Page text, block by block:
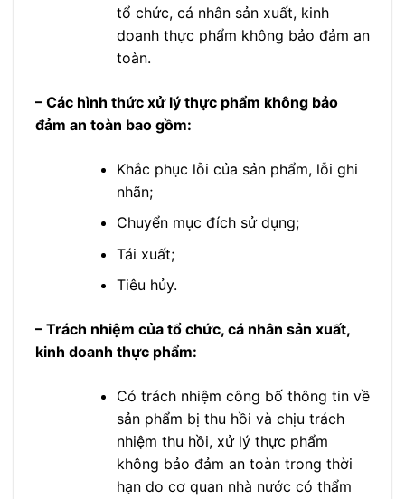
tổ chức, cá nhân sản xuất, kinh
doanh thực phẩm không bảo đảm an
toàn.
– Các hình thức xử lý thực phẩm không bảo
đảm an toàn bao gồm:
Khắc phục lỗi của sản phẩm, lỗi ghi
nhãn;
Chuyển mục đích sử dụng;
Tái xuất;
Tiêu hủy.
– Trách nhiệm của tổ chức, cá nhân sản xuất,
kinh doanh thực phẩm:
Có trách nhiệm công bố thông tin về
sản phẩm bị thu hồi và chịu trách
nhiệm thu hồi, xử lý thực phẩm
không bảo đảm an toàn trong thời
hạn do cơ quan nhà nước có thẩm